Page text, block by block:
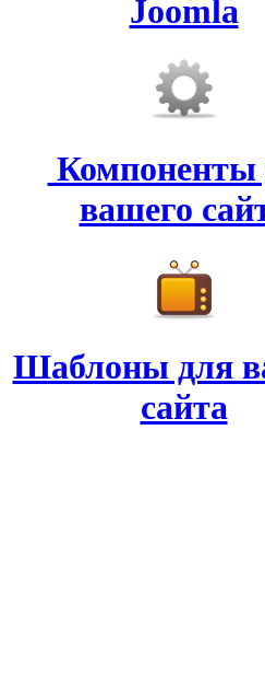
Joomla
Компоненты
вашего
Шаблоны для
сайта